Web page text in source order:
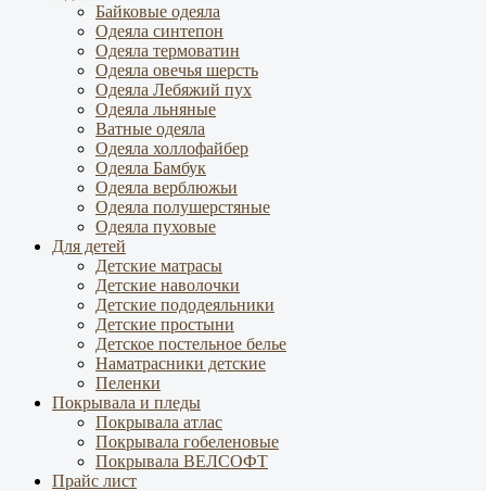
Байковые одеяла
Одеяла синтепон
Одеяла термоватин
Одеяла овечья шерсть
Одеяла Лебяжий пух
Одеяла льняные
Ватные одеяла
Одеяла холлофайбер
Одеяла Бамбук
Одеяла верблюжьи
Одеяла полушерстяные
Одеяла пуховые
Для детей
Детские матрасы
Детские наволочки
Детские пододеяльники
Детские простыни
Детское постельное белье
Наматрасники детские
Пеленки
Покрывала и пледы
Покрывала атлас
Покрывала гобеленовые
Покрывала ВЕЛСОФТ
Прайс лист